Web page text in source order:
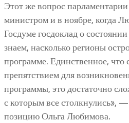
Этот же вопрос
министром и в ноябре, когда
Госдуме госдоклад о
знаем, насколько регионы
программе. Единственное, что
препятствием для
программы, это достаточно
с которым все столкнулись»,
позицию Ольга Любимова.